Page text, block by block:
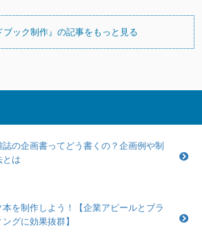
ブック制作』の記事をもっと見る
誌の企画書ってどう書くの？企画例や制
とは
本を制作しよう！【企業アピールとブラ
グに効果抜群】